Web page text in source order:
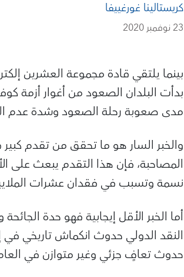
كريستالينا غورغييفا
23 نوفمبر 2020
بينما يلتقي قادة مجموعة العشرين
مدى صعوبة رحلة الصعود وشدة عدم
والخبر السار هو ما تحقق من تقدم
المصاحبة، فإن هذا التقدم يبعث على
نسمة وتسبب في فقدان عشرات
أما الخبر الأقل إيجابية فهو حدة
حدوث تعافٍ جزئي وغير متوازن في العام